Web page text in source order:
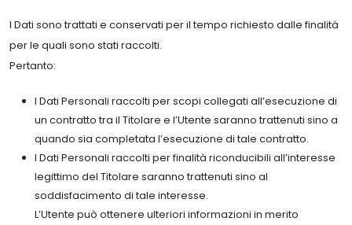
I Dati sono trattati e conservati per il tempo richiesto dalle finalità
per le quali sono stati raccolti.
Pertanto:
I Dati Personali raccolti per scopi collegati all’esecuzione di
un contratto tra il Titolare e l’Utente saranno trattenuti sino a
quando sia completata l’esecuzione di tale contratto.
I Dati Personali raccolti per finalità riconducibili all’interesse
legittimo del Titolare saranno trattenuti sino al
soddisfacimento di tale interesse.
L’Utente può ottenere ulteriori informazioni in merito